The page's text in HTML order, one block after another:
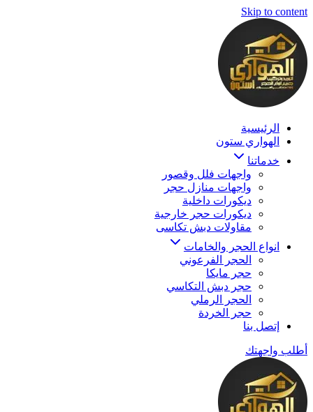
Skip to content
الرئيسية
الهواري ستون
خدماتنا
واجهات فلل وقصور
واجهات منازل حجر
ديكورات داخلية
ديكورات حجر خارجية
مقاولات دبش تكاسى
انواع الحجر والخامات
الحجر الفرعوني
حجر مايكا
حجر دبش التكاسي
الحجر الرملي
حجر الخردة
إتصل بنا
أطلب واجهتك